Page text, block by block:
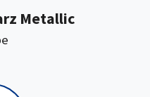
Metallic